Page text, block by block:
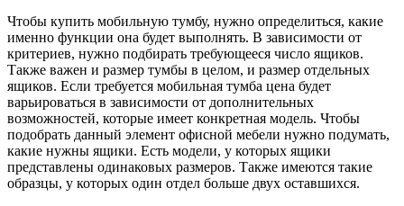
Чтобы купить мобильную тумбу, нужно определиться, какие
именно функции она будет выполнять. В зависимости от
критериев, нужно подбирать требующееся число ящиков.
Также важен и размер тумбы в целом, и размер отдельных
ящиков. Если требуется мобильная тумба цена будет
варьироваться в зависимости от дополнительных
возможностей, которые имеет конкретная модель. Чтобы
подобрать данный элемент офисной мебели нужно подумать,
какие нужны ящики. Есть модели, у которых ящики
представлены одинаковых размеров. Также имеются такие
образцы, у которых один отдел больше двух оставшихся.